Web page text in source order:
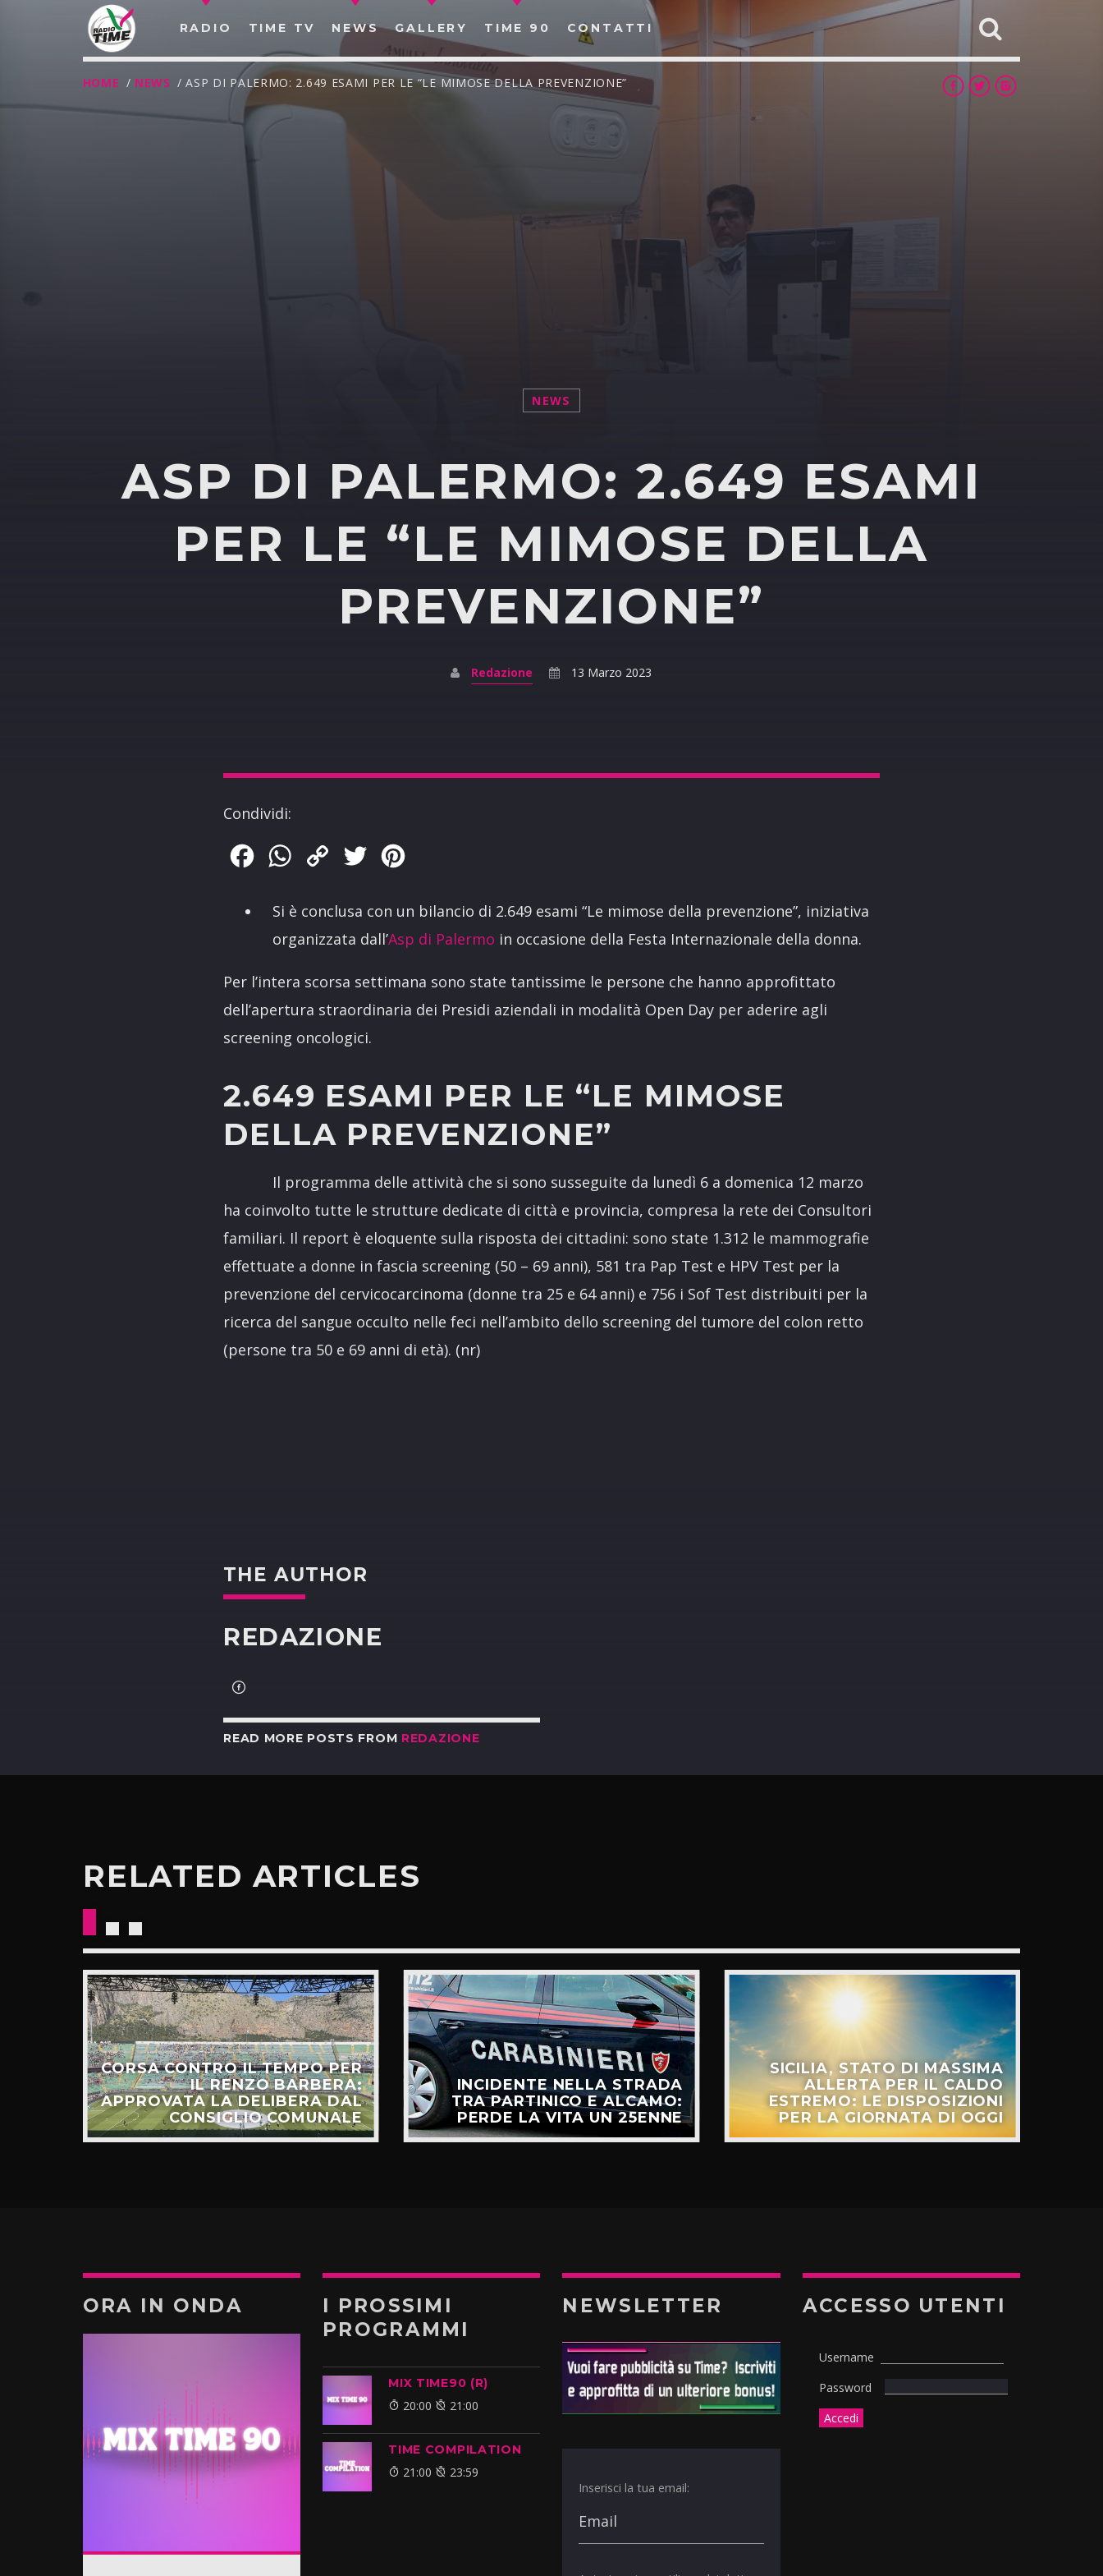
RADIO TIME TV NEWS GALLERY TIME 90 CONTATTI
HOME / NEWS / ASP DI PALERMO: 2.649 ESAMI PER LE “LE MIMOSE DELLA PREVENZIONE”
NEWS
ASP DI PALERMO: 2.649 ESAMI
PER LE “LE MIMOSE DELLA
PREVENZIONE”
Redazione 13 Marzo 2023
Condividi:
FacebookWhatsApp
Copy
Twitter
Si è conclusa con un bilancio di 2.649 esami “Le mimose della prevenzione”, iniziativa
organizzata dall’Asp di Palermo in occasione della Festa Internazionale della donna.
Per l’intera scorsa settimana sono state tantissime le persone che hanno approfittato
dell’apertura straordinaria dei Presidi aziendali in modalità Open Day per aderire agli
screening oncologici.
2.649 ESAMI PER LE “LE MIMOSE
DELLA PREVENZIONE”
Il programma delle attività che si sono susseguite da lunedì 6 a domenica 12 marzo
ha coinvolto tutte le strutture dedicate di città e provincia, compresa la rete dei Consultori
familiari. Il report è eloquente sulla risposta dei cittadini: sono state 1.312 le mammografie
effettuate a donne in fascia screening (50 – 69 anni), 581 tra Pap Test e HPV Test per la
prevenzione del cervicocarcinoma (donne tra 25 e 64 anni) e 756 i Sof Test distribuiti per la
ricerca del sangue occulto nelle feci nell’ambito dello screening del tumore del colon retto
(persone tra 50 e 69 anni di età). (nr)
THE AUTHOR
REDAZIONE
READ MORE POSTS FROM REDAZIONE
RELATED ARTICLES
CORSA CONTRO IL TEMPO PER
IL RENZO BARBERA:
APPROVATA LA DELIBERA DAL
CONSIGLIO COMUNALE
INCIDENTE NELLA STRADA
TRA PARTINICO E ALCAMO:
PERDE LA VITA UN 25ENNE
SICILIA, STATO DI MASSIMA
ALLERTA PER IL CALDO
ESTREMO: LE DISPOSIZIONI
PER LA GIORNATA DI OGGI
ORA IN ONDA
I PROSSIMI
PROGRAMMI
MIX TIME90 (R)
20:00 21:00
TIME COMPILATION
21:00 23:59
NEWSLETTER
Inserisci la tua email:
ACCESSO UTENTI
Username
Password